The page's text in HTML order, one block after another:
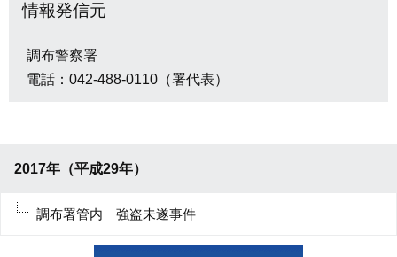
情報発信元
調布警察署
電話：042-488-0110（署代表）
2017年（平成29年）
調布署管内 強盗未遂事件